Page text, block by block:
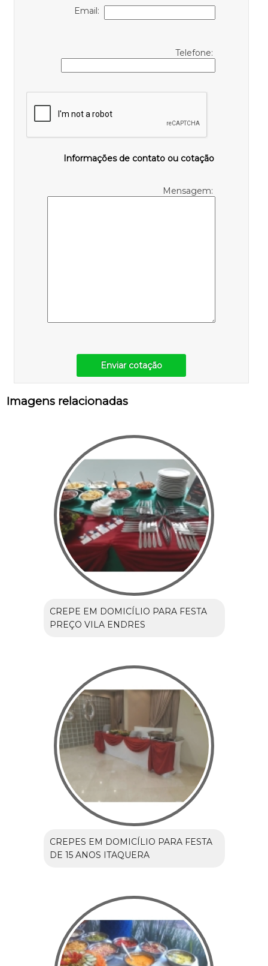
Email:
Telefone:
Informações de contato ou cotação
Mensagem:
Enviar cotação
Imagens relacionadas
CREPE EM DOMICÍLIO PARA FESTA
PREÇO VILA ENDRES
CREPES EM DOMICÍLIO PARA FESTA
DE 15 ANOS ITAQUERA